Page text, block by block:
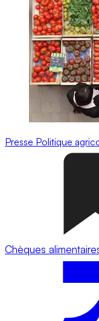
Presse Politique
Chèques